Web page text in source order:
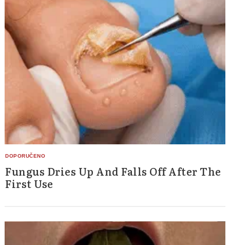
Fungus Dries Up And Falls Off After The
First Use